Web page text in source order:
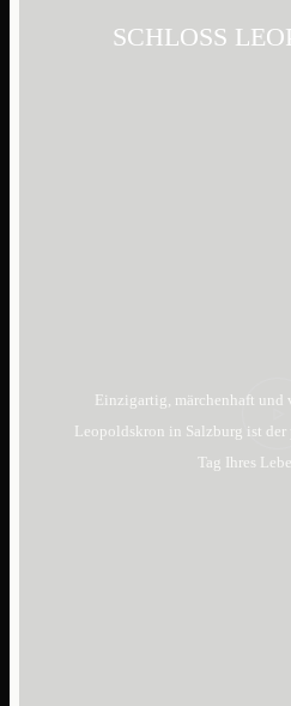
SCHLOSS
Einzigartig, märchenhaft und
Leopoldskron in Salzburg ist der
Tag Ihres